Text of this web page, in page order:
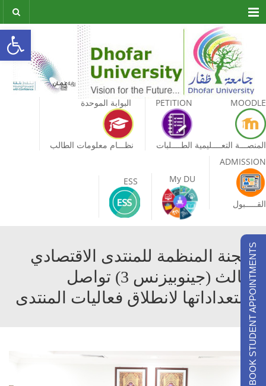
Menu
MOODLE
المنصـــة التعــــليمية
PETITION
الطــــلبات
البوابة الموحدة
نظـــام معلومات الطالب
ADMISSION
القـــــبول
اللجنة المنظمة للمنتدى الاقتصادي
الثالث (جينوبيزنس 3) تواصل
استعداداتها لانطلاق فعاليات المنتدى
BOOK STUDENT APPOINTMENTS